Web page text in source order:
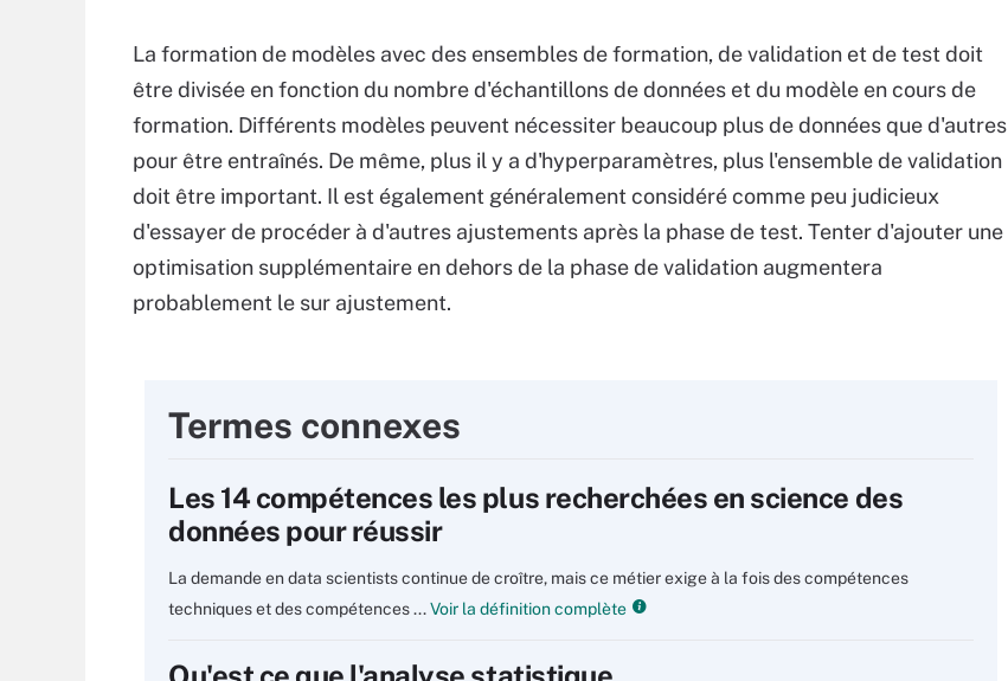
La formation de modèles avec des ensembles de formation, de validation et de test doit
être divisée en fonction du nombre d'échantillons de données et du modèle en cours de
formation. Différents modèles peuvent nécessiter beaucoup plus de données que d'autres
pour être entraînés. De même, plus il y a d'hyperparamètres, plus l'ensemble de validation
doit être important. Il est également généralement considéré comme peu judicieux
d'essayer de procéder à d'autres ajustements après la phase de test. Tenter d'ajouter une
optimisation supplémentaire en dehors de la phase de validation augmentera
probablement le sur ajustement.
Termes connexes
Les 14 compétences les plus recherchées en science des
données pour réussir
La demande en data scientists continue de croître, mais ce métier exige à la fois des compétences
techniques et des compétences ...Voir la définition complète